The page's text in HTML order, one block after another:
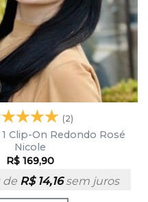
(2)
Clip-On Redondo Rosé
Nicole
R$ 169,90
de R$14,16sem juros